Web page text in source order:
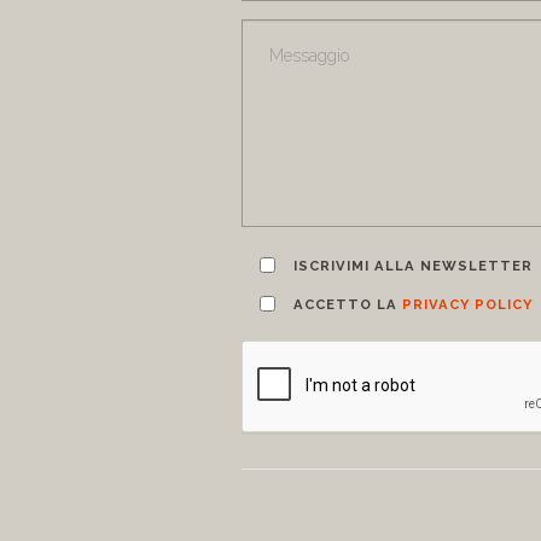
ISCRIVIMI ALLA NEWSLETTER
ACCETTO LA PRIVACY POLICY